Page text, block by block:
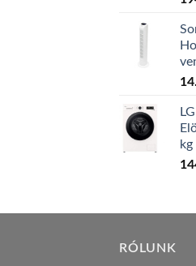
kg
RÓLUNK